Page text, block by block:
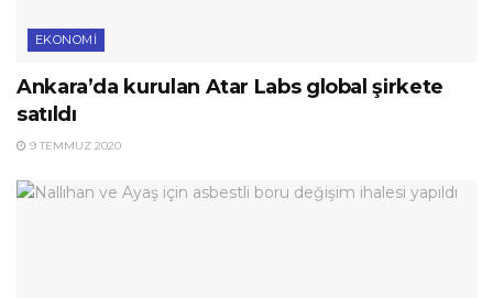
EKONOMI
Ankara’da kurulan Atar Labs global şirkete
satıldı
9 TEMMUZ 2020